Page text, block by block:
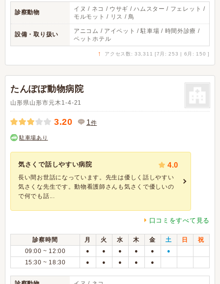
診察動物
イヌ / ネコ / ウサギ / ハムスター / フェレット /
モルモット / リス / 鳥
設備・取り扱い
アニコム / アイペット / 駐車場 / 時間外診療 /
ペットホテル
↑ アクセス数: 33,311 [7月: 253 | 6月: 150 ]
たんぽぽ動物病院
山形県山形市元木1-4-21
3.20 1件
駐車場あり
気さくで話しやすい病院 4.0
長い間お世話になっています。先生は優しく話しやすい
気さくな先生です。動物看護師さんも気さくで優しいの
で何でも話...
口コミをすべて見る
診察時間 月 火 水 木 金 土 日
祝
09:00 ~ 12:00
● ● ● ● ● ●
15:30 ~ 18:30 ● ● ● ● ●